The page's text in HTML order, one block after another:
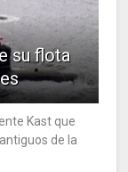
su flota
Kast que
de la